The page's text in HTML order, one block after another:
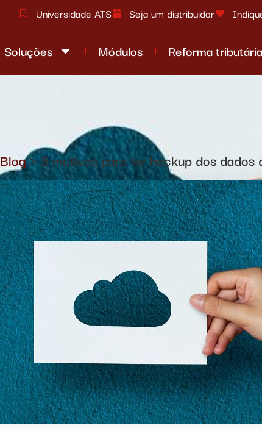
Universidade ATS Seja um distribuidor
Soluções Módulos Reforma tributária
Blog»5 motivos para ter backup dos dados